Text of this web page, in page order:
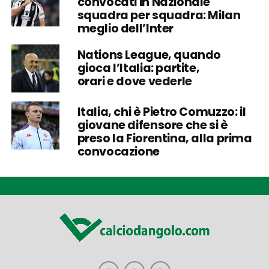
squadra per squadra: Milan
meglio dell’Inter
Nations League, quando
gioca l’Italia: partite,
orari e dove vederle
Italia, chi è Pietro Comuzzo: il
giovane difensore che si è
preso la Fiorentina, alla prima
convocazione